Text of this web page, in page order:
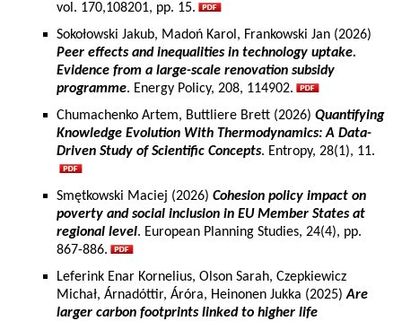
vol. 170,108201, pp. 15.
Sokołowski Jakub, Madoń Karol, Frankowski Jan (2026)
Peer effects and inequalities in technology uptake.
Evidence from a large-scale renovation subsidy
programme. Energy Policy, 208, 114902.
Chumachenko Artem, Buttliere Brett (2026) Quantifying
Knowledge Evolution With Thermodynamics: A Data-
Driven Study of Scientific Concepts. Entropy, 28(1), 11.
Smętkowski Maciej (2026) Cohesion policy impact on
poverty and social inclusion in EU Member States at
regional level. European Planning Studies, 24(4), pp.
867-886.
Leferink Enar Kornelius, Olson Sarah, Czepkiewicz
Michał, Árnadóttir, Áróra, Heinonen Jukka (2025)Are
larger carbon footprints linked to higher life